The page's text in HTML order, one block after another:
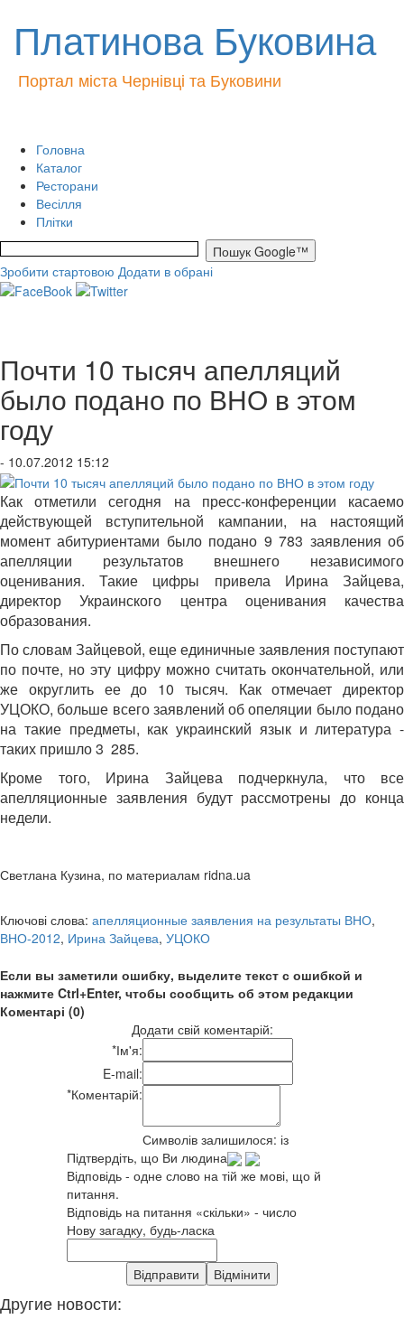
Платинова Буковина
Портал міста Чернівці та Буковини
Головна
Каталог
Ресторани
Весілля
Плітки
Зробити стартовою Додати в обрані
Почти 10 тысяч апелляций
было подано по ВНО в этом
году
- 10.07.2012 15:12
Как отметили сегодня на пресс-конференции касаемо
действующей вступительной кампании, на настоящий
момент абитуриентами было подано 9 783 заявления об
апелляции результатов внешнего независимого
оценивания. Такие цифры привела Ирина Зайцева,
директор Украинского центра оценивания качества
образования.
По словам Зайцевой, еще единичные заявления поступают
по почте, но эту цифру можно считать окончательной, или
же округлить ее до 10 тысяч. Как отмечает директор
УЦОКО, больше всего заявлений об опеляции было подано
на такие предметы, как украинский язык и литература -
таких пришло 3 285.
Кроме того, Ирина Зайцева подчеркнула, что все
апелляционные заявления будут рассмотрены до конца
недели.
Светлана Кузина, по материалам ridna.ua
Ключові слова: апелляционные заявления на результаты ВНО,
ВНО-2012, Ирина Зайцева, УЦОКО
Если вы заметили ошибку, выделите текст с ошибкой и
нажмите Ctrl+Enter, чтобы сообщить об этом редакции
Коментарі (0)
Додати свій коментарій:
*Ім'я:
E-mail:
*Коментарій:
Символів залишилося: із
Підтвердіть, що Ви людина
Відповідь - одне слово на тій же мові, що й
питання.
Відповідь на питання «скільки» - число
Нову загадку, будь-ласка
Другие новости: